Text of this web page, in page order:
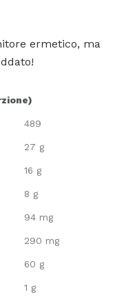
ermetico, ma
489
27 g
16 g
8 g
94 mg
290 mg
60 g
1 g